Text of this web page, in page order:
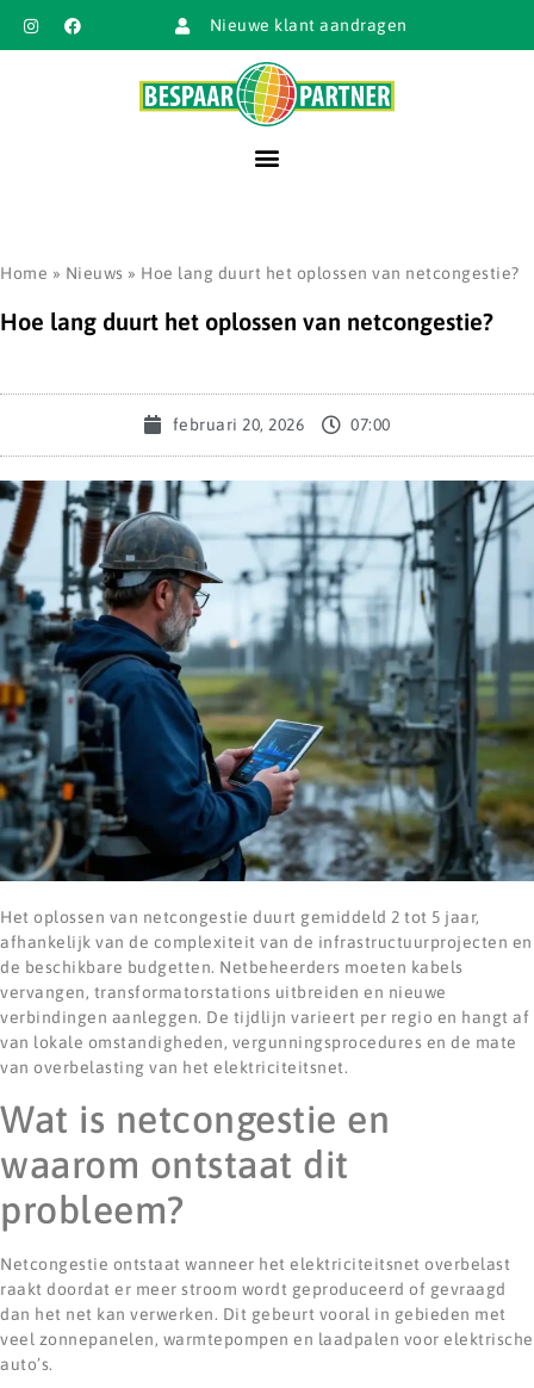
Nieuwe klant aandragen
Home » Nieuws » Hoe lang duurt het oplossen van netcongestie?
Hoe lang duurt het oplossen van netcongestie?
februari 20, 2026 07:00
Het oplossen van netcongestie duurt gemiddeld 2 tot 5 jaar,
afhankelijk van de complexiteit van de infrastructuurprojecten en
de beschikbare budgetten. Netbeheerders moeten kabels
vervangen, transformatorstations uitbreiden en nieuwe
verbindingen aanleggen. De tijdlijn varieert per regio en hangt af
van lokale omstandigheden, vergunningsprocedures en de mate
van overbelasting van het elektriciteitsnet.
Wat is netcongestie en
waarom ontstaat dit
probleem?
Netcongestie ontstaat wanneer het elektriciteitsnet overbelast
raakt doordat er meer stroom wordt geproduceerd of gevraagd
dan het net kan verwerken. Dit gebeurt vooral in gebieden met
veel zonnepanelen, warmtepompen en laadpalen voor elektrische
auto’s.